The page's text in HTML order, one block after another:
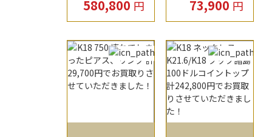
580,800 円 73,900 円